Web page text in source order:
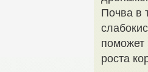
Почва в
поможет
роста